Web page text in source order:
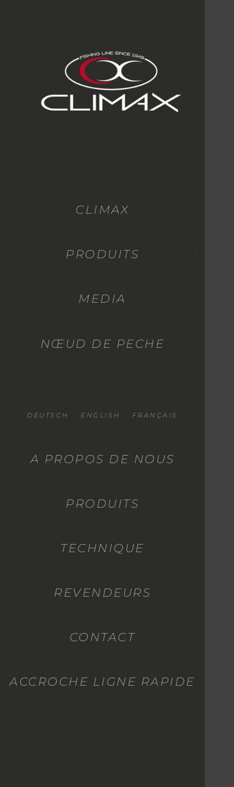
CLIMAX
PRODUITS
MEDIA
NŒUD DE PECHE
DEUTSCH ENGLISH FRANÇAIS
A PROPOS DE NOUS
PRODUITS
TECHNIQUE
REVENDEURS
CONTACT
ACCROCHE LIGNE RAPIDE